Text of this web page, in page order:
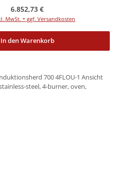
Regulärer Preis:
6.852,73 €
MwSt. + ggf. Versandkosten
In den Warenkorb